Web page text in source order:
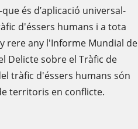
és d’aplicació universal-
d'éssers humans i a tota
rere any l'Informe Mundial de
Delicte sobre el Tràfic de
tràfic d'éssers humans són
territoris en conflicte.